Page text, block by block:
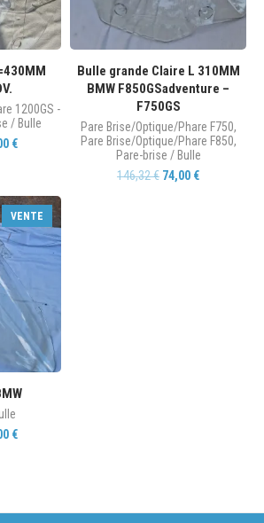
1200GS -
/ Bulle
€
Bulle grande Claire L 310MM
BMW F850GSadventure –
F750GS
Pare Brise/Optique/Phare F750,
Pare Brise/Optique/Phare F850,
Pare-brise / Bulle
146,32€ 74,00 €
VENTE
€